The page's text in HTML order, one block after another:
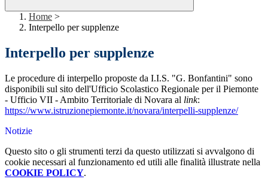
Home >
Interpello per supplenze
Interpello per supplenze
Le procedure di interpello proposte da I.I.S. "G. Bonfantini" sono
disponibili sul sito dell'Ufficio Scolastico Regionale per il Piemonte
- Ufficio VII - Ambito Territoriale di Novara al link:
https://www.istruzionepiemonte.it/novara/interpelli-supplenze/
Notizie
Questo sito o gli strumenti terzi da questo utilizzati si avvalgono di
cookie necessari al funzionamento ed utili alle finalità illustrate nella
COOKIE POLICY.